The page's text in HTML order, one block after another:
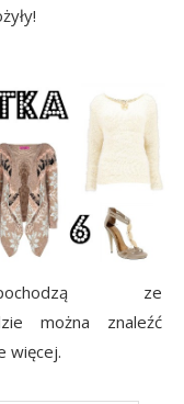
ze
można znaleźć
więcej.